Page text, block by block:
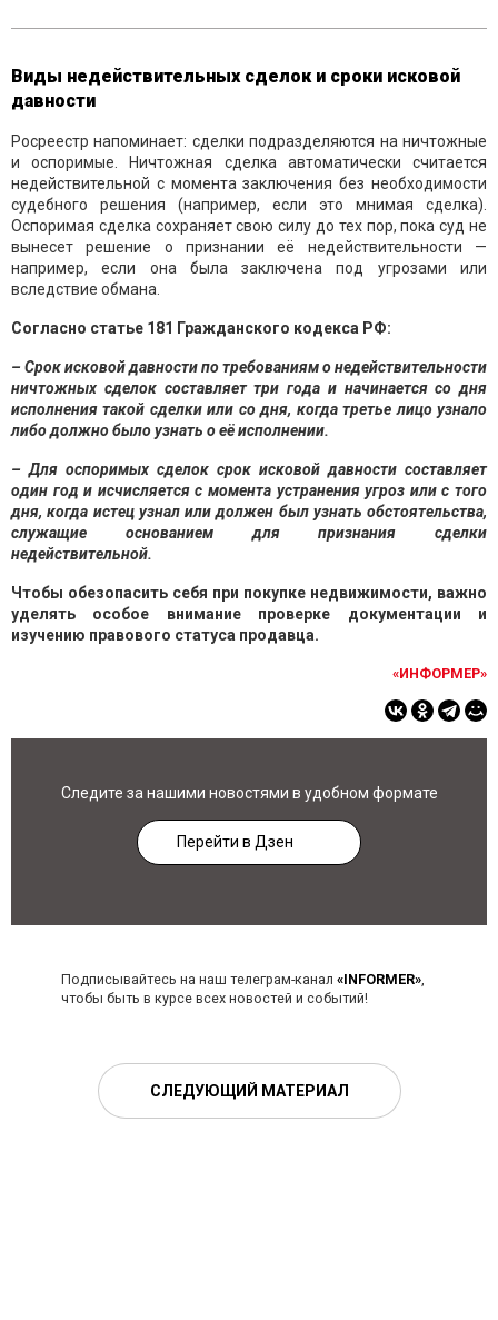
Виды недействительных сделок и сроки исковой
давности
Росреестр напоминает: сделки подразделяются на ничтожные
и оспоримые. Ничтожная сделка автоматически считается
недействительной с момента заключения без необходимости
судебного решения (например, если это мнимая сделка).
Оспоримая сделка сохраняет свою силу до тех пор, пока суд не
вынесет решение о признании её недействительности —
например, если она была заключена под угрозами или
вследствие обмана.
Согласно статье 181 Гражданского кодекса РФ:
– Срок исковой давности по требованиям о недействительности
ничтожных сделок составляет три года и начинается со дня
исполнения такой сделки или со дня, когда третье лицо узнало
либо должно было узнать о её исполнении.
– Для оспоримых сделок срок исковой давности составляет
один год и исчисляется с момента устранения угроз или с того
дня, когда истец узнал или должен был узнать обстоятельства,
служащие основанием для признания сделки
недействительной.
Чтобы обезопасить себя при покупке недвижимости, важно
уделять особое внимание проверке документации и
изучению правового статуса продавца.
«ИНФОРМЕР»
Следите за нашими новостями в удобном формате
Перейти в Дзен
Подписывайтесь на наш телеграм-канал «INFORMER»,
чтобы быть в курсе всех новостей и событий!
СЛЕДУЮЩИЙ МАТЕРИАЛ